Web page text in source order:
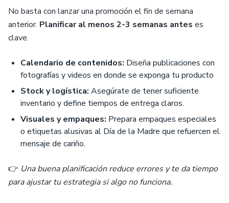
No basta con lanzar una promoción el fin de semana
anterior. Planificar al menos 2-3 semanas antes es
clave.
Calendario de contenidos: Diseña publicaciones con
fotografías y videos en donde se exponga tu producto
Stock y logística: Asegúrate de tener suficiente
inventario y define tiempos de entrega claros.
Visuales y empaques: Prepara empaques especiales
o etiquetas alusivas al Día de la Madre que refuercen el
mensaje de cariño.
👉 Una buena planificación reduce errores y te da tiempo
para ajustar tu estrategia si algo no funciona.